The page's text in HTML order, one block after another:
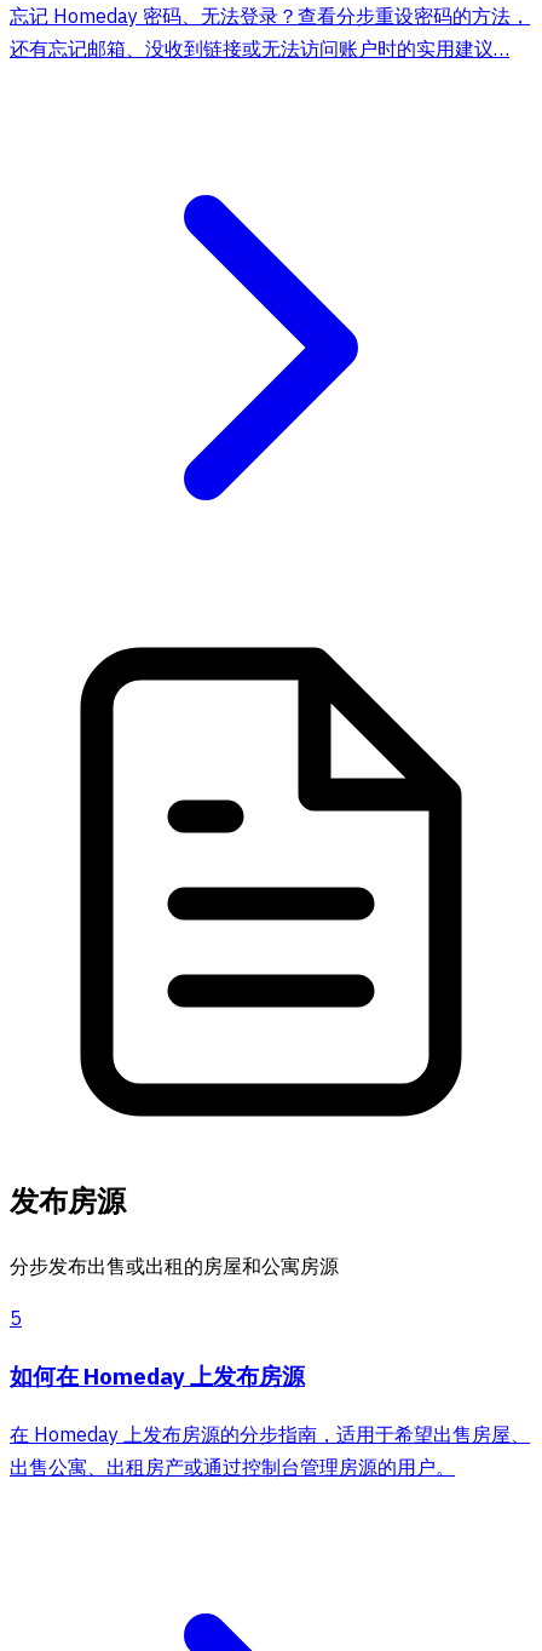
忘记 Homeday 密码、无法登录？查看分步重设密码的方法，
还有忘记邮箱、没收到链接或无法访问账户时的实用建议…
发布房源
分步发布出售或出租的房屋和公寓房源
5
如何在 Homeday 上发布房源
在 Homeday 上发布房源的分步指南，适用于希望出售房屋、
出售公寓、出租房产或通过控制台管理房源的用户。